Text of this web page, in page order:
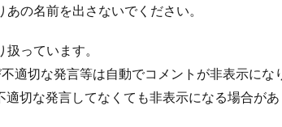
の名前を出さないでください。
っています。
適切な発言等は自動でコメントが非表示にな
適切な発言してなくても非表示になる場合が